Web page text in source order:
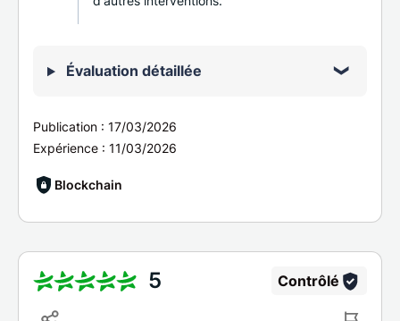
Évaluation détaillée
Publication : 17/03/2026
Expérience : 11/03/2026
Blockchain
5 Contrôlé